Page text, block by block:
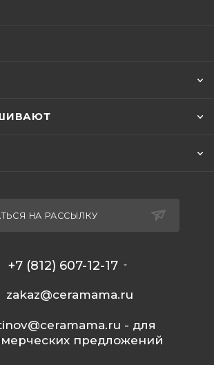
НА РАССЫЛКУ
+7 (812) 607-12-17
zakaz@ceramama.ru
- для
предложений